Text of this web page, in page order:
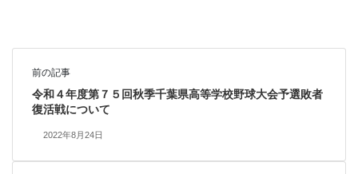
前の記事
令和４年度第７５回秋季千葉県高等学校野球大会予選敗者
復活戦について
2022年8月24日